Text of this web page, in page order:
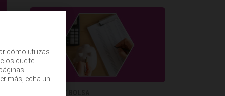
cómo utilizas
que te
más, echa un